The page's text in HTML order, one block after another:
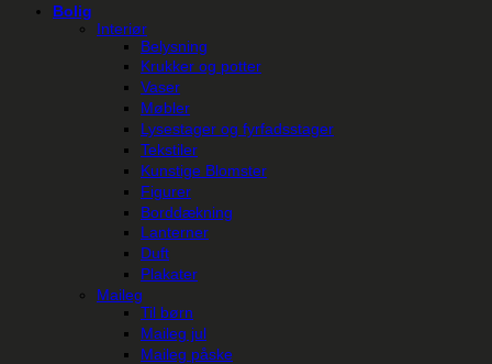
Bolig
Interiør
Belysning
Krukker og potter
Vaser
Møbler
Lysestager og fyrfadsstager
Tekstiler
Kunstige Blomster
Figurer
Borddækning
Lanterner
Duft
Plakater
Maileg
Til børn
Maileg jul
Maileg påske